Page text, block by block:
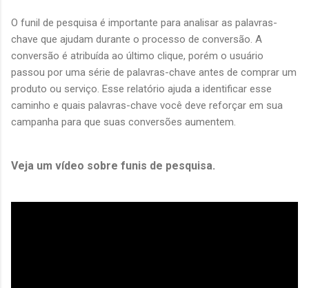
O funil de pesquisa é importante para analisar as palavras-
chave que ajudam durante o processo de conversão. A
conversão é atribuída ao último clique, porém o usuário
passou por uma série de palavras-chave antes de comprar um
produto ou serviço. Esse relatório ajuda a identificar esse
caminho e quais palavras-chave você deve reforçar em sua
campanha para que suas conversões aumentem.
Veja um vídeo sobre funis de pesquisa.